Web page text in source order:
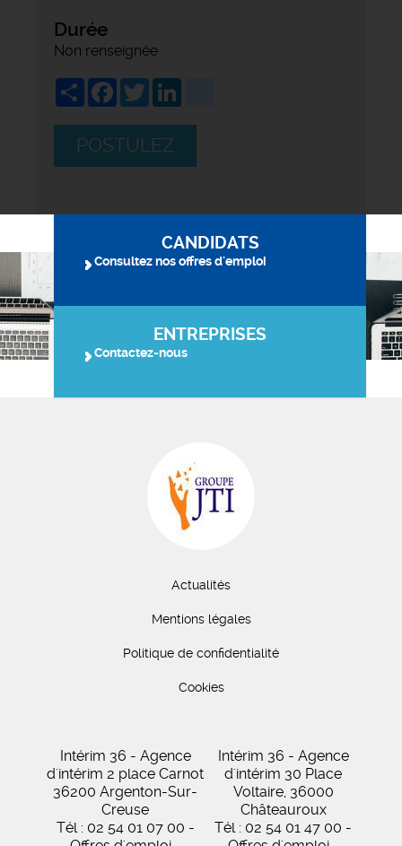
Durée
Non renseignée
ShareFacebook
Twitter
POSTULEZ
CANDIDATS
Consultez nos offres d'emploi
ENTREPRISES
Contactez-nous
Actualités
Mentions légales
Politique de confidentialité
Cookies
Intérim 36 - Agence
d'intérim 2 place Carnot
36200 Argenton-Sur-
Creuse
Tél : 02 54 01 07 00 -
Intérim 36 - Agence
d'intérim 30 Place
Voltaire, 36000
Châteauroux
Tél : 02 54 01 47 00 -